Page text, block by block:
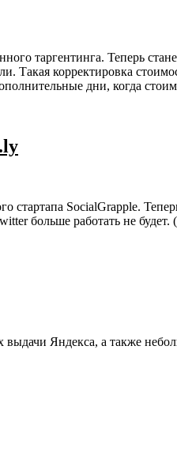
таргентинга. Теперь
Такая корректировка
дни, когда
SocialGrapple.
больше работать не будет.
выдачи Яндекса, а также